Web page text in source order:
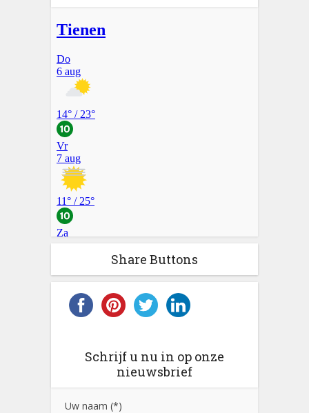
Share Buttons
Schrijf u nu in op onze
nieuwsbrief
Uw naam (*)